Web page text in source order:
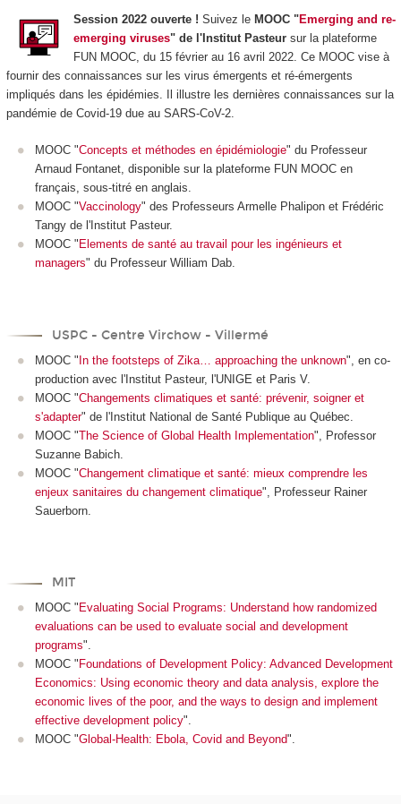
Session 2022 ouverte ! Suivez le MOOC "Emerging and re-
emerging viruses" de l'Institut Pasteursur la plateforme
FUN MOOC, du 15 février au 16 avril 2022. Ce MOOC vise à
fournir des connaissances sur les virus émergents et ré-émergents
impliqués dans les épidémies. Il illustre les dernières connaissances sur la
pandémie de Covid-19 due au SARS-CoV-2.
MOOC "Concepts et méthodes en épidémiologie" du Professeur
Arnaud Fontanet, disponible sur la plateforme FUN MOOC en
français, sous-titré en anglais.
MOOC "Vaccinology" des Professeurs Armelle Phalipon et Frédéric
Tangy de l'Institut Pasteur.
MOOC " Elements de santé au travail pour les ingénieurs et
managers" du Professeur William Dab.
USPC - Centre Virchow - Villermé
MOOC "In the footsteps of Zika… approaching the unknown", en co-
production avec l'Institut Pasteur, l'UNIGE et Paris V.
MOOC "Changements climatiques et santé: prévenir, soigner et
s'adapter" de l'Institut National de Santé Publique au Québec.
MOOC "The Science of Global Health Implementation", Professor
Suzanne Babich.
MOOC "Changement climatique et santé: mieux comprendre les
enjeux sanitaires du changement climatique", Professeur Rainer
Sauerborn.
MIT
MOOC " Evaluating Social Programs: Understand how randomized
evaluations can be used to evaluate social and development
programs".
MOOC " Foundations of Development Policy: Advanced Development
Economics: Using economic theory and data analysis, explore the
economic lives of the poor, and the ways to design and implement
effective development policy".
MOOC "Global-Health: Ebola, Covid and Beyond".